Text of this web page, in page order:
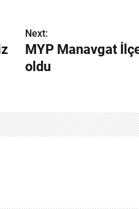
Next:
MYP Manavgat
oldu